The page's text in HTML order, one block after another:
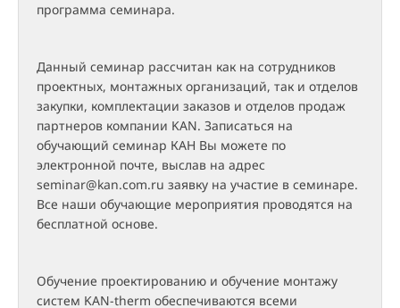
программа семинара.
Данный семинар рассчитан как на сотрудников
проектных, монтажных организаций, так и отделов
закупки, комплектации заказов и отделов продаж
партнеров компании KAN. Записаться на
обучающий семинар КАН Вы можете по
электронной почте, выслав на адрес
seminar@kan.com.ru заявку на участие в семинаре.
Все наши обучающие мероприятия проводятся на
бесплатной основе.
Обучение проектированию и обучение монтажу
систем KAN-therm обеспечиваются всеми